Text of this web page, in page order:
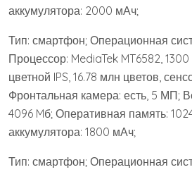
аккумулятора: 2000 мАч;
Тип: смартфон; Операционная
Процессор: MediaTek MT6582,
цветной IPS, 16.78 млн цветов,
Фронтальная камера: есть, 5 МП;
4096 Mб; Оперативная память:
аккумулятора: 1800 мАч;
Тип: смартфон; Операционная